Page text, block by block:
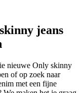
jeans
nieuwe Only skinny
of op zoek naar
met een fijne